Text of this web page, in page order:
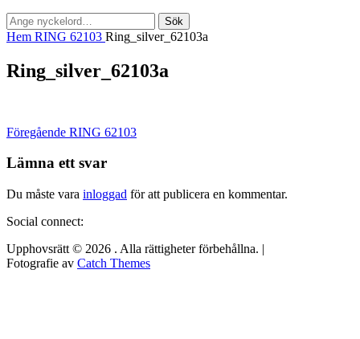
Sök
efter:
Sök
Hem RING 62103 Ring_silver_62103a
Ring_silver_62103a
Inläggsnavigering
Föregående Föregående
RING 62103
Lämna ett svar
Du måste vara inloggad för att publicera en kommentar.
Social connect:
Upphovsrätt © 2026 . Alla rättigheter förbehållna. |
Fotografie av Catch Themes